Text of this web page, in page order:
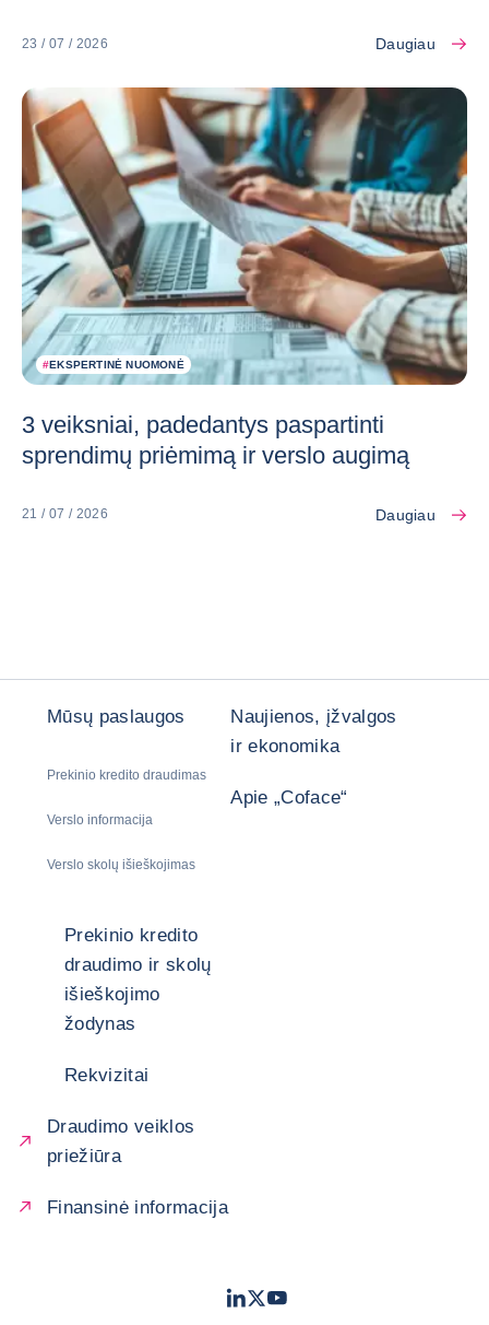
23 / 07 / 2026 Daugiau
#EKSPERTINĖ NUOMONĖ
3 veiksniai, padedantys paspartinti
sprendimų priėmimą ir verslo augimą
21 / 07 / 2026 Daugiau
Mūsų paslaugos
Prekinio kredito draudimas
Verslo informacija
Verslo skolų išieškojimas
Naujienos, įžvalgos
ir ekonomika
Apie „Coface“
Prekinio kredito
draudimo ir skolų
išieškojimo
žodynas
Rekvizitai
Draudimo veiklos
priežiūra
Finansinė informacija
LinkedIn
TwitterYoutube